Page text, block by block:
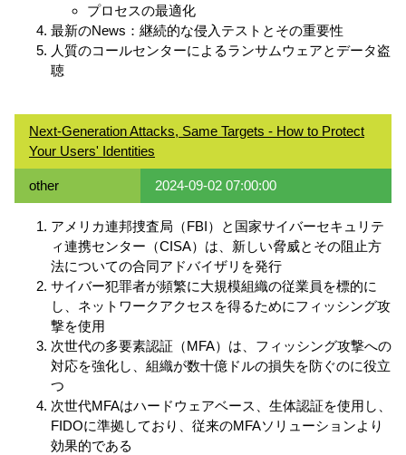
プロセスの最適化
最新のNews：継続的な侵入テストとその重要性
人質のコールセンターによるランサムウェアとデータ盗
聴
Next-Generation Attacks, Same Targets - How to Protect
Your Users' Identities
other 2024-09-02 07:00:00
アメリカ連邦捜査局（FBI）と国家サイバーセキュリテ
ィ連携センター（CISA）は、新しい脅威とその阻止方
法についての合同アドバイザリを発行
サイバー犯罪者が頻繁に大規模組織の従業員を標的に
し、ネットワークアクセスを得るためにフィッシング攻
撃を使用
次世代の多要素認証（MFA）は、フィッシング攻撃への
対応を強化し、組織が数十億ドルの損失を防ぐのに役立
つ
次世代MFAはハードウェアベース、生体認証を使用し、
FIDOに準拠しており、従来のMFAソリューションより
効果的である